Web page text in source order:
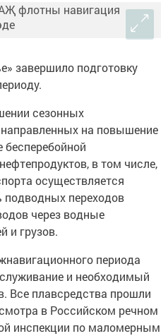
завершило подготовку
сезонных
на повышение
бесперебойной
в том числе,
осуществляется
подводных переходов
через водные
и грузов.
периода
и необходимый
Все плавсредства прошли
в Российском речном
инспекции по маломерным